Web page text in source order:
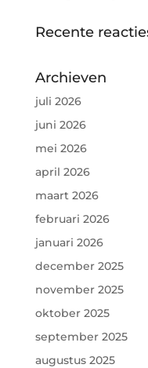
Recente
Archieven
juli 2026
juni 2026
mei 2026
april 2026
maart 2026
februari 2026
januari 2026
december 2025
november 2025
oktober 2025
september 2025
augustus 2025